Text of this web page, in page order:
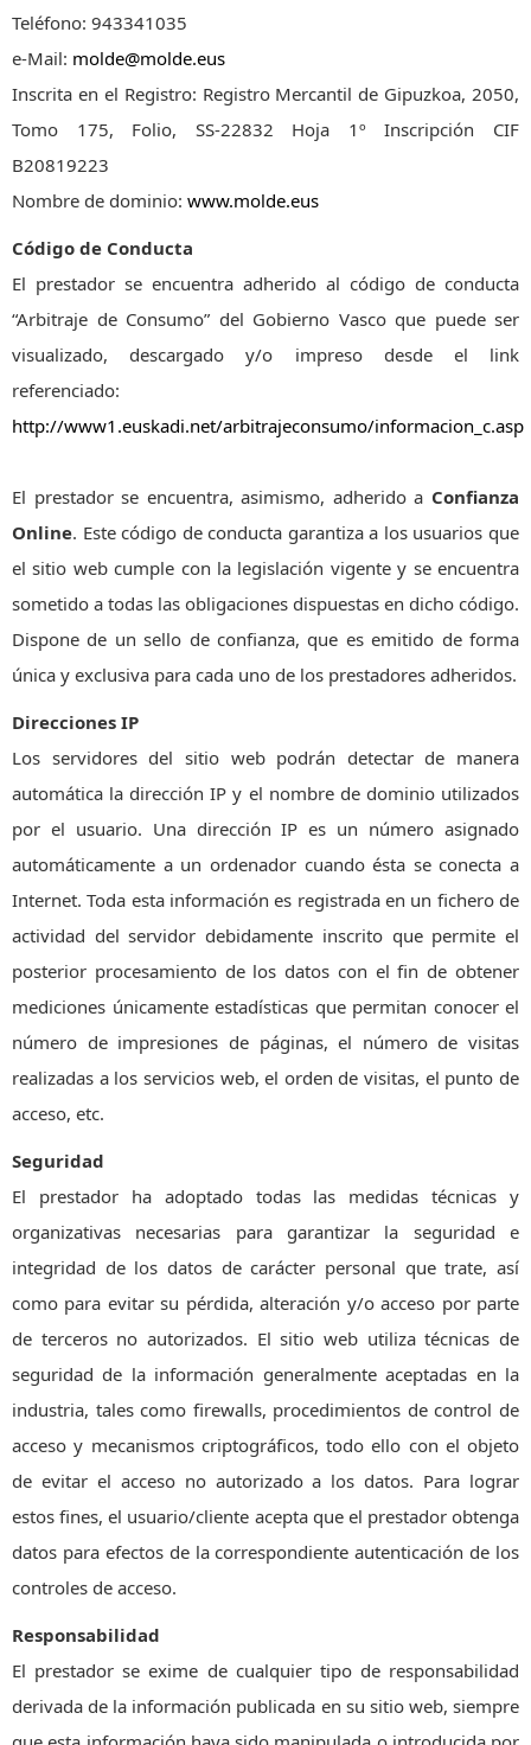
Teléfono: 943341035
e-Mail: molde@molde.eus
Inscrita en el Registro: Registro Mercantil de Gipuzkoa, 2050,
Tomo 175, Folio, SS-22832 Hoja 1º Inscripción CIF
B20819223
Nombre de dominio: www.molde.eus
Código de Conducta
El prestador se encuentra adherido al código de conducta
“Arbitraje de Consumo” del Gobierno Vasco que puede ser
visualizado, descargado y/o impreso desde el link
referenciado:
http://www1.euskadi.net/arbitrajeconsumo/informacion_c.asp
El prestador se encuentra, asimismo, adherido a Confianza
Online. Este código de conducta garantiza a los usuarios que
el sitio web cumple con la legislación vigente y se encuentra
sometido a todas las obligaciones dispuestas en dicho código.
Dispone de un sello de confianza, que es emitido de forma
única y exclusiva para cada uno de los prestadores adheridos.
Direcciones IP
Los servidores del sitio web podrán detectar de manera
automática la dirección IP y el nombre de dominio utilizados
por el usuario. Una dirección IP es un número asignado
automáticamente a un ordenador cuando ésta se conecta a
Internet. Toda esta información es registrada en un fichero de
actividad del servidor debidamente inscrito que permite el
posterior procesamiento de los datos con el fin de obtener
mediciones únicamente estadísticas que permitan conocer el
número de impresiones de páginas, el número de visitas
realizadas a los servicios web, el orden de visitas, el punto de
acceso, etc.
Seguridad
El prestador ha adoptado todas las medidas técnicas y
organizativas necesarias para garantizar la seguridad e
integridad de los datos de carácter personal que trate, así
como para evitar su pérdida, alteración y/o acceso por parte
de terceros no autorizados. El sitio web utiliza técnicas de
seguridad de la información generalmente aceptadas en la
industria, tales como firewalls, procedimientos de control de
acceso y mecanismos criptográficos, todo ello con el objeto
de evitar el acceso no autorizado a los datos. Para lograr
estos fines, el usuario/cliente acepta que el prestador obtenga
datos para efectos de la correspondiente autenticación de los
controles de acceso.
Responsabilidad
El prestador se exime de cualquier tipo de responsabilidad
derivada de la información publicada en su sitio web, siempre